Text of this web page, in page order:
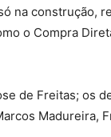
na construção,
o Compra
de Freitas; os
Madureira,